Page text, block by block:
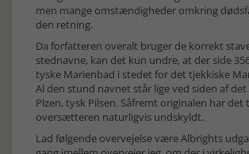
men mange omstændigheder omkring
den retning.
Da forfatteren overalt bruger de korrekt
stednavne, kan det kun undre, at der side
tyske Marienbad i stedet for det tjekkiske
Al den stund navnet står lige ved siden af
Plzen, tysk Pilsen. Såfremt originalen har det
oversætteren naturligvis undskyldt.
Lad følgende overvejelse være Albrights